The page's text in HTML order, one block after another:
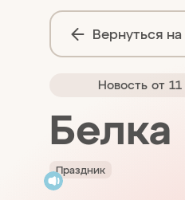
Вернуться
Новость от
Праздник